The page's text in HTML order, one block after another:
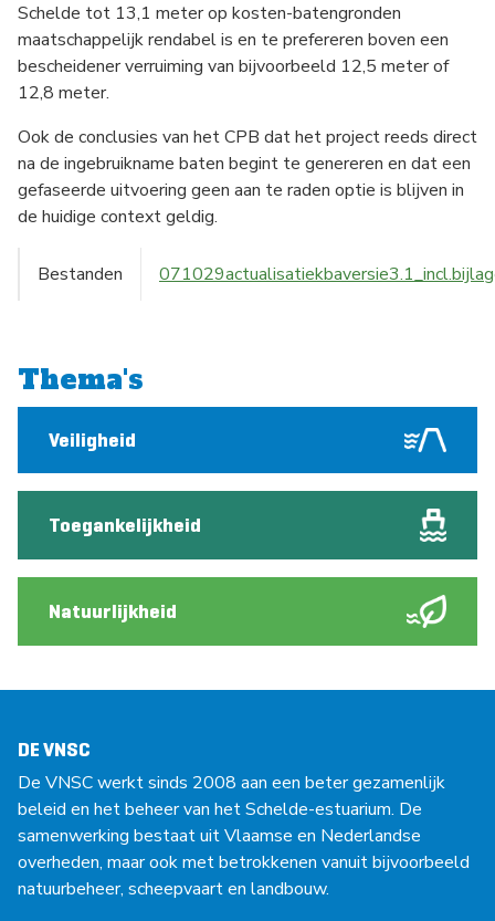
Schelde tot 13,1 meter op kosten-batengronden
maatschappelijk rendabel is en te prefereren boven een
bescheidener verruiming van bijvoorbeeld 12,5 meter of
12,8 meter.
Ook de conclusies van het CPB dat het project reeds direct
na de ingebruikname baten begint te genereren en dat een
gefaseerde uitvoering geen aan te raden optie is blijven in
de huidige context geldig.
Bestanden
Thema's
Veiligheid
Toegankelijkheid
Natuurlijkheid
DE VNSC
De VNSC werkt sinds 2008 aan een beter gezamenlijk
beleid en het beheer van het Schelde-estuarium. De
samenwerking bestaat uit Vlaamse en Nederlandse
overheden, maar ook met betrokkenen vanuit bijvoorbeeld
natuurbeheer, scheepvaart en landbouw.